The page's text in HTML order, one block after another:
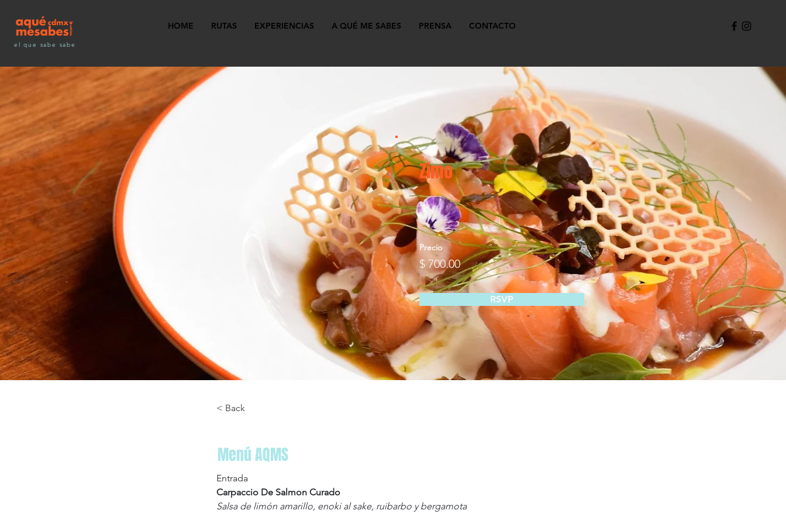
el que sabe sabe
HOME RUTAS EXPERIENCIAS A QUÉ ME SABES PRENSA CONTACTO
Zimo
Precio
$ 700.00
RSVP
< Back
Menú AQMS
Entrada
Carpaccio De Salmon Curado
Salsa de limón amarillo, enoki al sake, ruibarbo y bergamota